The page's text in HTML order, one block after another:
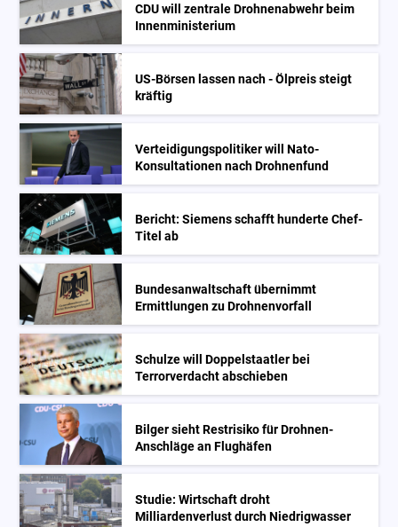
CDU will zentrale Drohnenabwehr beim
Innenministerium
US-Börsen lassen nach - Ölpreis steigt
kräftig
Verteidigungspolitiker will Nato-
Konsultationen nach Drohnenfund
Bericht: Siemens schafft hunderte Chef-
Titel ab
Bundesanwaltschaft übernimmt
Ermittlungen zu Drohnenvorfall
Schulze will Doppelstaatler bei
Terrorverdacht abschieben
Bilger sieht Restrisiko für Drohnen-
Anschläge an Flughäfen
Studie: Wirtschaft droht
Milliardenverlust durch Niedrigwasser